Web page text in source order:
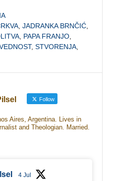
,JADRANKA BRNČIĆ
PAPA FRANJO
,STVORENJA
Follow
Aires, Argentina. Lives in
and Theologian. Married.
4 Jul